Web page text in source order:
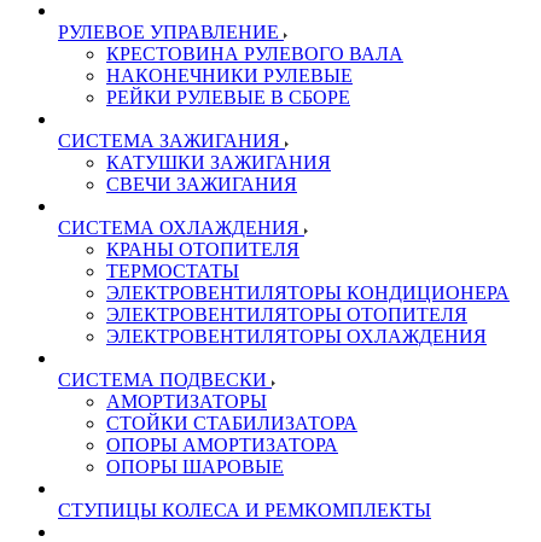
РУЛЕВОЕ УПРАВЛЕНИЕ
КРЕСТОВИНА РУЛЕВОГО ВАЛА
НАКОНЕЧНИКИ РУЛЕВЫЕ
РЕЙКИ РУЛЕВЫЕ В СБОРЕ
СИСТЕМА ЗАЖИГАНИЯ
КАТУШКИ ЗАЖИГАНИЯ
СВЕЧИ ЗАЖИГАНИЯ
СИСТЕМА ОХЛАЖДЕНИЯ
КРАНЫ ОТОПИТЕЛЯ
ТЕРМОСТАТЫ
ЭЛЕКТРОВЕНТИЛЯТОРЫ КОНДИЦИОНЕРА
ЭЛЕКТРОВЕНТИЛЯТОРЫ ОТОПИТЕЛЯ
ЭЛЕКТРОВЕНТИЛЯТОРЫ ОХЛАЖДЕНИЯ
СИСТЕМА ПОДВЕСКИ
АМОРТИЗАТОРЫ
СТОЙКИ СТАБИЛИЗАТОРА
ОПОРЫ АМОРТИЗАТОРА
ОПОРЫ ШАРОВЫЕ
СТУПИЦЫ КОЛЕСА И РЕМКОМПЛЕКТЫ